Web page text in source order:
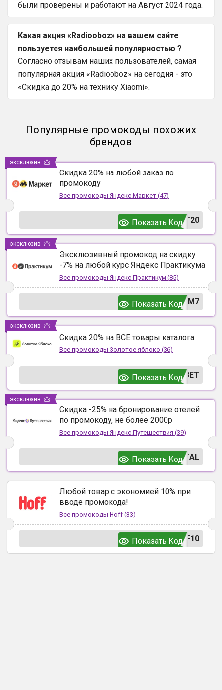
были проверены и работают на Август 2024 года.
Какая акция «Radiooboz» на вашем сайте
пользуется наибольшей популярностью ?
Согласно отзывам наших пользователей, самая
популярная акция «Radiooboz» на сегодня - это
«Скидка до 20% на технику Xiaomi».
Популярные промокоды похожих
брендов
Скидка 20% на любой заказ по
промокоду
Все промокоды Яндекс.Маркет (47)
T20
Показать Код
эксклюзив
Эксклюзивный промокод на скидку
-7% на любой курс Яндекс Практикума
Все промокоды Яндекс Практикум (85)
UM7
Показать Код
эксклюзив
Скидка 20% на ВСЕ товары каталога
Все промокоды Золотое яблоко (36)
ВЕТ
Показать Код
эксклюзив
Скидка -25% на бронирование отелей
по промокоду, не более 2000р
Все промокоды Яндекс.Путешествия (39)
TAL
Показать Код
эксклюзив
Любой товар с экономией 10% при
вводе промокода!
Все промокоды Hoff (33)
F10
Показать Код